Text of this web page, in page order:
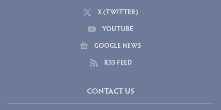
X (TWITTER)
YOUTUBE
GOOGLE NEWS
RSS FEED
CONTACT US